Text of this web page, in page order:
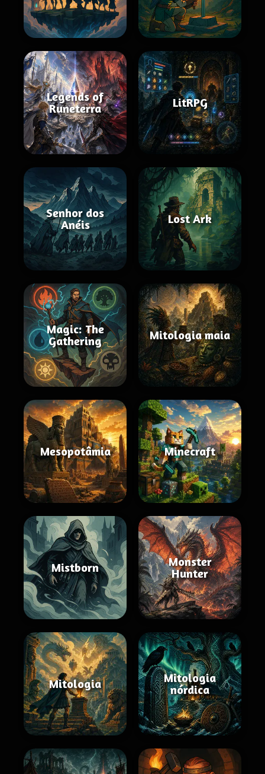
Legends of
Runeterra
LitRPG
Senhor dos
Anéis
Lost Ark
Magic: The
Gathering
Mitologia maia
Mesopotâmia Minecraft
Mistborn
Monster
Hunter
Mitologia
Mitologia
nórdica